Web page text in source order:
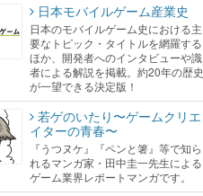
日本モバイルゲーム産業史
日本のモバイルゲーム史における主
要なトピック・タイトルを網羅する
ほか、開発者へのインタビューや識
者による解説を掲載。約20年の歴史
が一望できる決定版！
若ゲのいたり〜ゲームクリエ
イターの青春〜
『うつヌケ』『ペンと箸』等で知ら
れるマンガ家・田中圭一先生による
ゲーム業界レポートマンガです。